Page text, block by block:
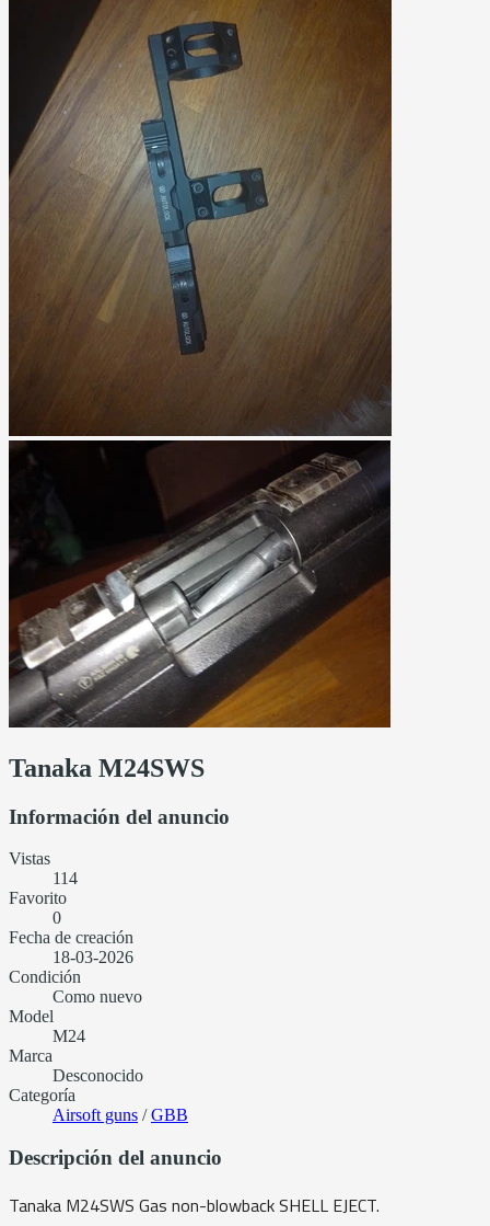
Tanaka M24SWS
Información del anuncio
Vistas
114
Favorito
0
Fecha de creación
18-03-2026
Condición
Como nuevo
Model
M24
Marca
Desconocido
Categoría
Airsoft guns /GBB
Descripción del anuncio
Tanaka M24SWS Gas non-blowback SHELL EJECT.